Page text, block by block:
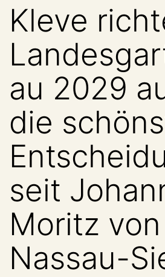
Kleve
au 2029
die
seit
Moritz von
Nassau-